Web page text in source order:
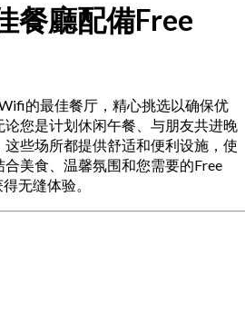
餐廳配備Free
的最佳餐厅，精心挑选以确保优
论您是计划休闲午餐、与朋友共进晚
些场所都提供舒适和便利设施，使
美食、温馨氛围和您需要的Free
无缝体验。